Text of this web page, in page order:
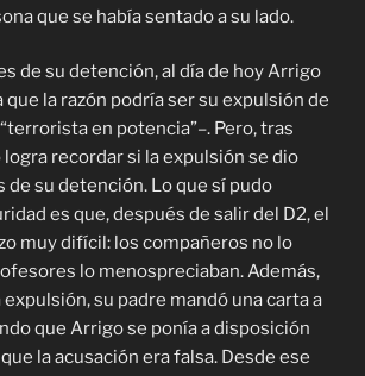
que se había sentado a su lado.
de su detención, al día de hoy Arrigo
que la razón podría ser su expulsión de
en potencia”–. Pero, tras
logra recordar si la expulsión se dio
de su detención. Lo que sí pudo
es que, después de salir del D2, el
muy difícil: los compañeros no lo
lo menospreciaban. Además,
su padre mandó una carta a
que Arrigo se ponía a disposición
la acusación era falsa. Desde ese